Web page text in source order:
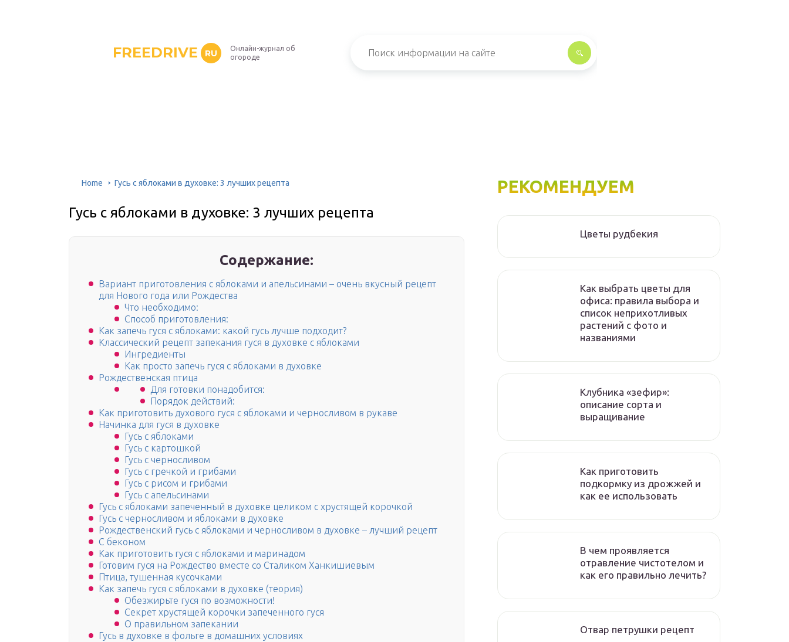
FREEDRIVE RU
Онлайн-журнал об
огороде
Home Гусь с яблоками в духовке: 3 лучших рецепта
Гусь с яблоками в духовке: 3 лучших рецепта
Содержание:
Вариант приготовления с яблоками и апельсинами – очень вкусный рецепт
для Нового года или Рождества
Что необходимо:
Способ приготовления:
Как запечь гуся с яблоками: какой гусь лучше подходит?
Классический рецепт запекания гуся в духовке с яблоками
Ингредиенты
Как просто запечь гуся с яблоками в духовке
Рождественская птица
Для готовки понадобится:
Порядок действий:
Как приготовить духового гуся с яблоками и черносливом в рукаве
Начинка для гуся в духовке
Гусь с яблоками
Гусь с картошкой
Гусь с черносливом
Гусь с гречкой и грибами
Гусь с рисом и грибами
Гусь с апельсинами
Гусь с яблоками запеченный в духовке целиком с хрустящей корочкой
Гусь с черносливом и яблоками в духовке
Рождественский гусь с яблоками и черносливом в духовке – лучший рецепт
С беконом
Как приготовить гуся с яблоками и маринадом
Готовим гуся на Рождество вместе со Сталиком Ханкишиевым
Птица, тушенная кусочками
Как запечь гуся с яблоками в духовке (теория)
Обезжирьте гуся по возможности!
Секрет хрустящей корочки запеченного гуся
О правильном запекании
Гусь в духовке в фольге в домашних условиях
РЕКОМЕНДУЕМ
Цветы рудбекия
Как выбрать цветы для
офиса: правила выбора и
список неприхотливых
растений с фото и
названиями
Клубника «зефир»:
описание сорта и
выращивание
Как приготовить
подкормку из дрожжей и
как ее использовать
В чем проявляется
отравление чистотелом и
как его правильно лечить?
Отвар петрушки рецепт